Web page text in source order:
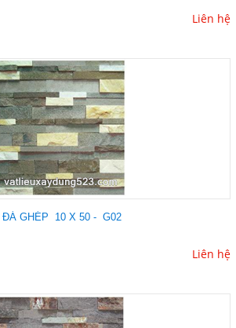
Liên hệ
ĐÁ GHÉP 10 X 50 - G02
Liên hệ